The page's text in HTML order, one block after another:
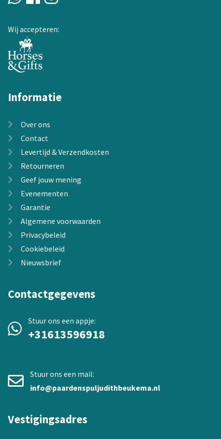
Wij accepteren:
Informatie
Over ons
Contact
Levertijd & Verzendkosten
Retourneren
Geef jouw mening
Evenementen
Garantie
Algemene voorwaarden
Privacybeleid
Cookiebeleid
Nieuwsbrief
Contactgegevens
Stuur ons een appje:
+31613596918
Stuur ons een mail:
info@paardenspuljudithbeukema.nl
Vestigingsadres